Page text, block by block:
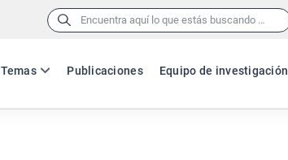
Buscar:
Temas Publicaciones Equipo de investigación